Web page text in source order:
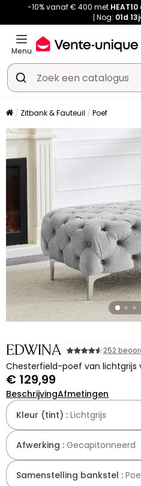
-10% vanaf € 400 met HEAT10
Nog: 01d
Menu
Zitbank & Fauteuil Poef
EDWINA 252
Chesterfield-poef van lichtgrijs
€ 129,99
BeschrijvingAfmetingen
Kleur (tint) : Lichtgrijs
Afwerking : Gecapitonneerd
Samenstelling bankstel :